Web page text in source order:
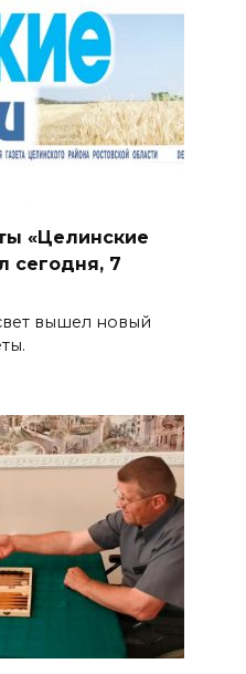
«Целинские
сегодня, 7
вышел новый